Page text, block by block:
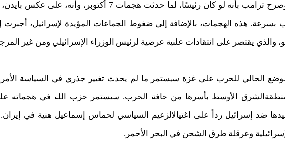
لحماية إسرائيل. وصرح ترامب بأنه لو كان رئيسًا، لما حدثت
بسرعة. هذه الهجمات، بالإضافة إلى ضغوط الجماعات المؤيدة لإسرائيل،
والذي يقتصر على انتقادات علنية عرضية لرئيس الوزراء الإسرائيلي ومن غير
الحالي للحرب على غزة سيستمر ما لم يحدث تغيير جذري في السياسة
الأوسط بأسرها من حافة الحرب. سيستمر حزب الله في هجماته
ضد إسرائيل رداً على اغتيالالزعيم السياسي لحماس إسماعيل هنية في
وعرقلة طرق الشحن في البحر الأحمر.